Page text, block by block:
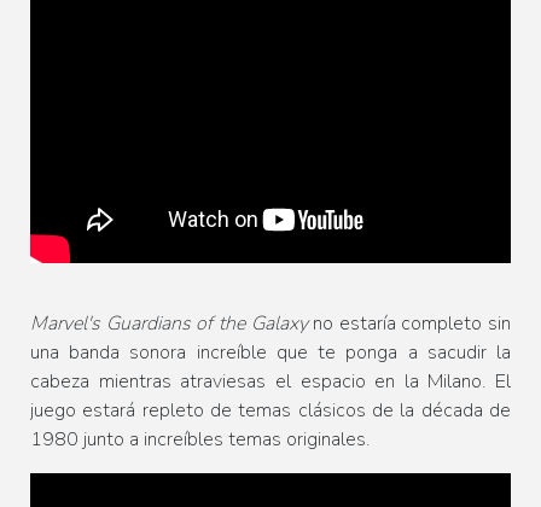
Marvel's Guardians of the Galaxy no estaría completo sin
una banda sonora increíble que te ponga a sacudir la
cabeza mientras atraviesas el espacio en la Milano. El
juego estará repleto de temas clásicos de la década de
1980 junto a increíbles temas originales.